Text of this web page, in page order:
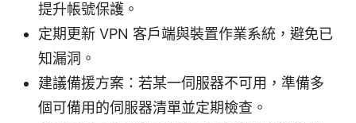
提升帳號保護。
定期更新 VPN 客戶端與裝置作業系統，避免已
知漏洞。
建議備援方案：若某一伺服器不可用，準備多
個可備用的伺服器清單並定期檢查。